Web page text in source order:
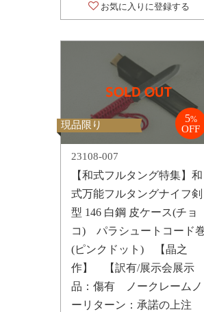
お気に入りに登録する
現品限り
5%
OFF
23108-007
【和式フルタング特集】和
式万能フルタングナイフ剣
型 146 白鋼 皮ケース(チョ
コ) パラシュートコード
(ピンクドット) 【晶之
作】 【訳有/展示会展示
品：傷有 ノークレームノ
ーリターン：承諾の上注